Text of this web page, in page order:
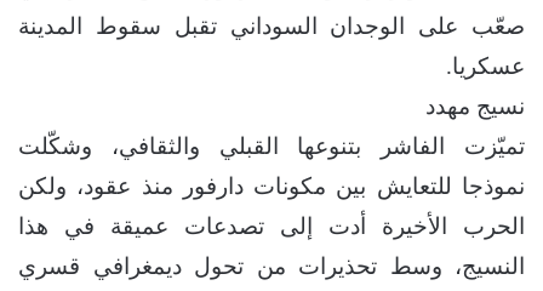
صعّب على الوجدان السوداني تقبل سقوط المدينة
عسكريا.
نسيج مهدد
تميّزت الفاشر بتنوعها القبلي والثقافي، وشكّلت
نموذجا للتعايش بين مكونات دارفور منذ عقود، ولكن
الحرب الأخيرة أدت إلى تصدعات عميقة في هذا
النسيج، وسط تحذيرات من تحول ديمغرافي قسري